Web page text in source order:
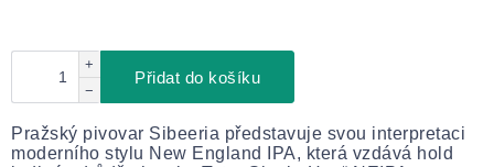
+
−
Přidat do košíku
Pražský pivovar Sibeeria představuje svou interpretaci
moderního stylu New England IPA, která vzdává hold